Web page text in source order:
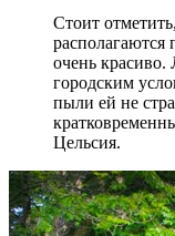
Стоит
располагаются
очень
городским
пыли ей не
Цельсия.